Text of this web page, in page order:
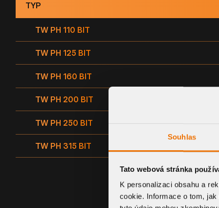
Souhlas
Tato webová stránka
K personalizaci obsahu a
cookie. Informace o tom,
TYP
TW PH 110 BIT
TW PH 125 BIT
TW PH 160 BIT
TW PH 200 BIT
TW PH 250 BIT
TW PH 315 BIT